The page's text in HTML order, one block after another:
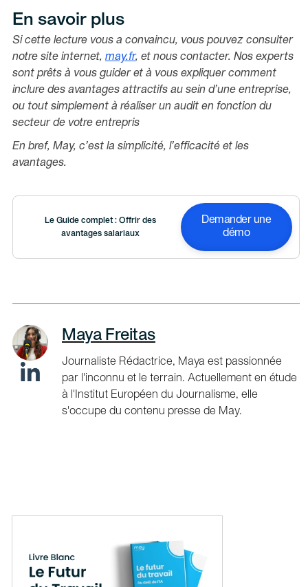
En savoir plus
Si cette lecture vous a convaincu, vous pouvez consulter
notre site internet, may.fr, et nous contacter. Nos experts
sont prêts à vous guider et à vous expliquer comment
inclure des avantages attractifs au sein d’une entreprise,
ou tout simplement à réaliser un audit en fonction du
secteur de votre entrepris
En bref, May, c’est la simplicité, l’efficacité et les
avantages.
Le Guide complet : Offrir des
avantages salariaux
Demander une
démo
Maya Freitas
Journaliste Rédactrice, Maya est passionnée
par l'inconnu et le terrain. Actuellement en étude
à l'Institut Européen du Journalisme, elle
s'occupe du contenu presse de May.